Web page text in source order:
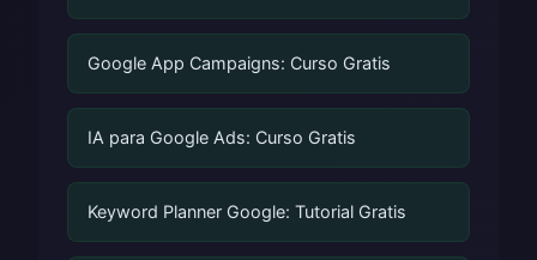
Google App Campaigns: Curso Gratis
IA para Google Ads: Curso Gratis
Keyword Planner Google: Tutorial Gratis